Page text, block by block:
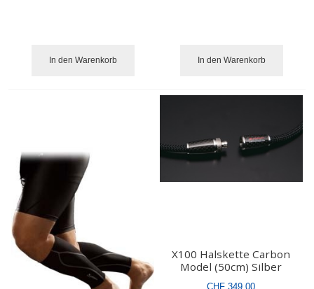
In den Warenkorb In den Warenkorb
X100 Halskette Carbon
Model (50cm) Silber
CHF 349.00